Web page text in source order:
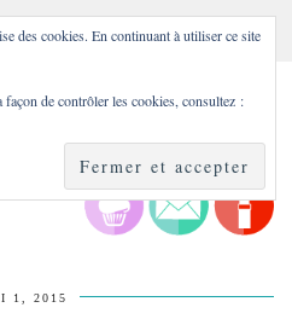
1, 2015
des cookies. En continuant à utiliser ce site
de contrôler les cookies, consultez :